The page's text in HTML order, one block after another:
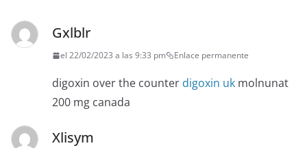
Gxlblr
el 22/02/2023 a las 9:33 pm Enlace permanente
digoxin over the counter digoxin uk molnunat
200 mg canada
Xlisym